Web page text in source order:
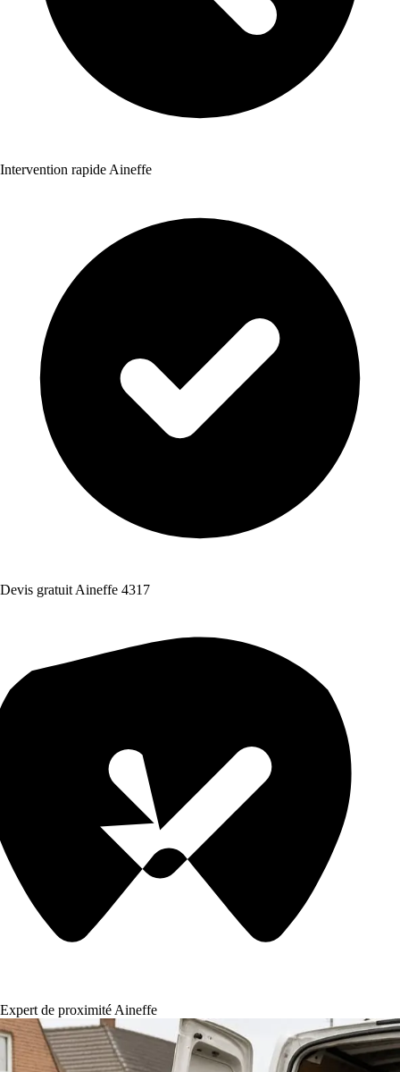
Intervention rapide Aineffe
Devis gratuit Aineffe 4317
Expert de proximité Aineffe